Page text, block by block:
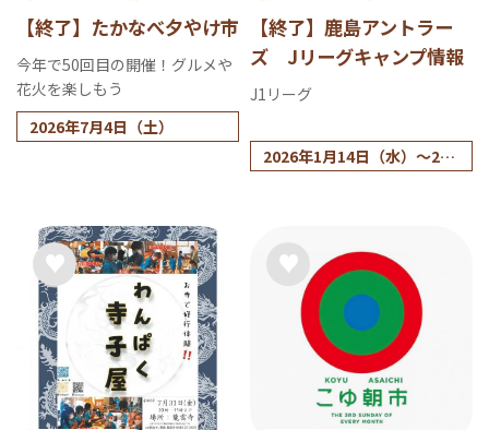
【終了】たかなべ夕やけ市
今年で50回目の開催！グルメや
花火を楽しもう
2026年7月4日（土）
【終了】鹿島アントラー
ズ Jリーグキャンプ情報
J1リーグ
2026年1月14日（水）～24